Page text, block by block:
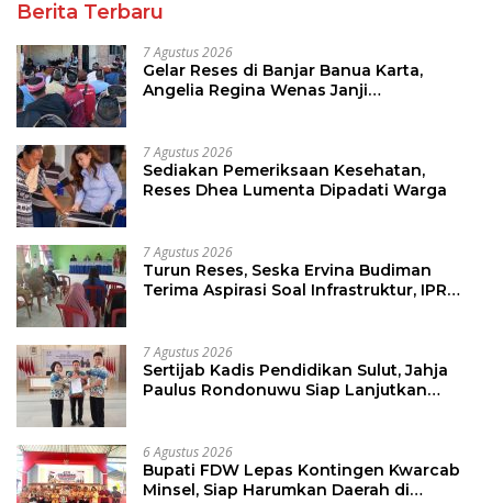
Berita Terbaru
7 Agustus 2026
Gelar Reses di Banjar Banua Karta,
Angelia Regina Wenas Janji
7 Agustus 2026
Sediakan Pemeriksaan Kesehatan,
Reses Dhea Lumenta Dipadati Warga
7 Agustus 2026
Turun Reses, Seska Ervina Budiman
Terima Aspirasi Soal Infrastruktur, IPR
7 Agustus 2026
Sertijab Kadis Pendidikan Sulut, Jahja
Paulus Rondonuwu Siap Lanjutkan
6 Agustus 2026
Bupati FDW Lepas Kontingen Kwarcab
Minsel, Siap Harumkan Daerah di